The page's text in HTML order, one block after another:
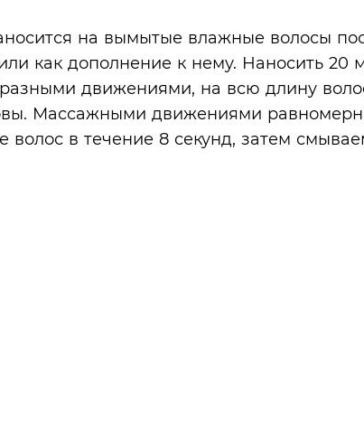
на вымытые влажные волосы
как дополнение к нему. Наносить 20
движениями, на всю длину
Массажными движениями
волос в течение 8 секунд, затем